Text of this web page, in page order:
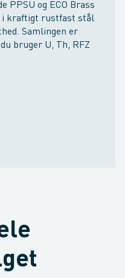
PPSU og ECO Brass
i kraftigt rustfast stål
Samlingen er
bruger U, Th, RFZ